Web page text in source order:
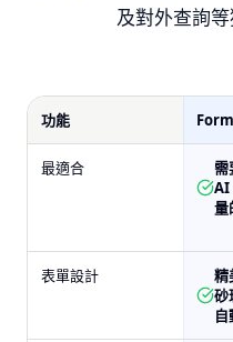
及對外查詢
功能
最適合
需
AI
量
表單設計
精
砂